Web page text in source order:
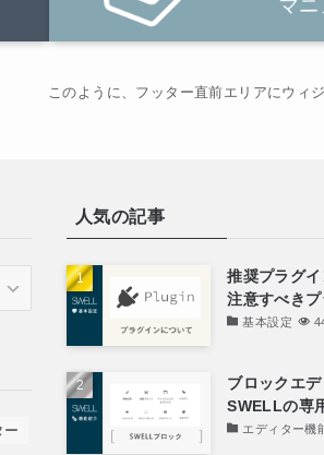
このように、フッター直前エリアにウィ
ー
人気の記事
推奨プラグイ
注意すべき
基本設定
ブロックエ
SWELLの専
エディター機